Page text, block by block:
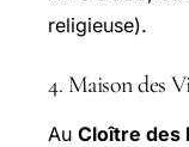
religieuse).
4. Maison des
Au Cloître des